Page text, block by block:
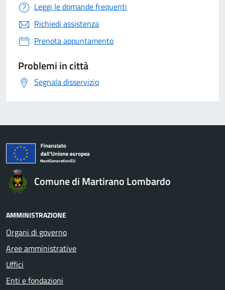
Leggi le domande frequenti
Richiedi assistenza
Prenota appuntamento
Problemi in città
Segnala disservizio
Comune di Martirano Lombardo
AMMINISTRAZIONE
Organi di governo
Aree amministrative
Uffici
Enti e fondazioni